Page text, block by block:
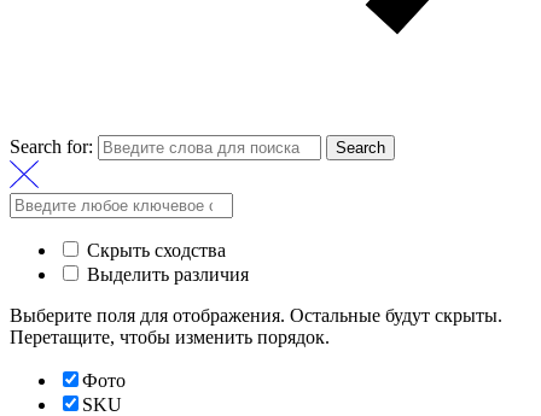
Search for: Search
Скрыть сходства
Выделить различия
Выберите поля для отображения. Остальные будут скрыты.
Перетащите, чтобы изменить порядок.
Фото
SKU